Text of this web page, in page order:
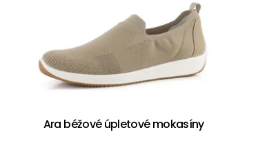
Ara béžové úpletové mokasíny